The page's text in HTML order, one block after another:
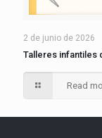
2 de junio de 2026
Talleres infantiles
Read